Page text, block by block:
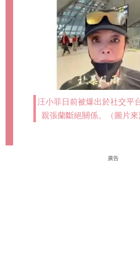
汪小菲日前被爆出於社交平
親張蘭斷絕關係。（圖片來
廣告